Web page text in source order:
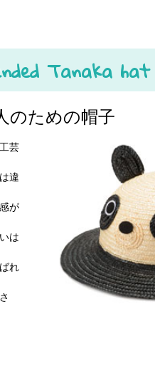
Tanaka hat
のための帽子
芸
違
が
は
れ